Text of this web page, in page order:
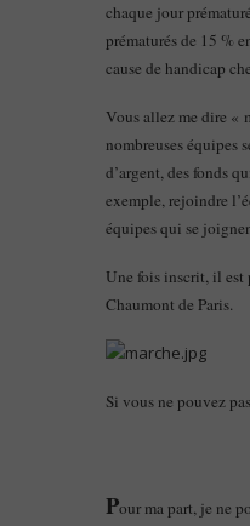
chaque jour
prématurés de 15 %
cause de handicap
Vous allez me dire «
nombreuses équipes
d’argent, des fonds
exemple, rejoindre
équipes qui se
Une fois inscrit, il est
Chaumont de Paris.
Si vous ne pouvez
Pour ma part, je ne